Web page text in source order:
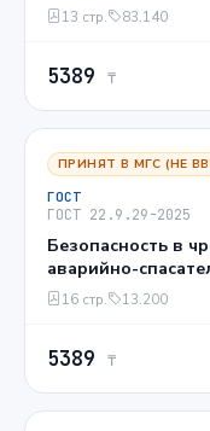
13 стр. 83.140
5389 ₸
ПРИНЯТ В МГС (НЕ
ГОСТ
ГОСТ 22.9.29-2025
Безопасность в
аварийно-
16 стр. 13.200
5389 ₸